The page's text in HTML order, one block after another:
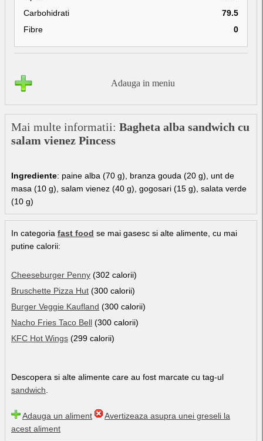
Carbohidrati
79.5
Fibre
0
Adauga in meniu
Mai multe informatii: Bagheta alba sandwich cu
salam vienez Pincess
Ingrediente: paine alba (70 g), branza gouda (20 g), unt de
masa (10 g), salam vienez (40 g), gogosari (15 g), salata verde
(10 g)
In categoria fast food se mai gasesc si alte alimente, cu mai
putine calorii:
Cheeseburger Penny (302 calorii)
Bruschette Pizza Hut (300 calorii)
Burger Veggie Kaufland (300 calorii)
Nacho Fries Taco Bell (300 calorii)
KFC Hot Wings (299 calorii)
Descopera si alte alimente care au fost marcate cu tag-ul
sandwich
Adauga un aliment
Avertizeaza asupra unei greseli la
acest aliment